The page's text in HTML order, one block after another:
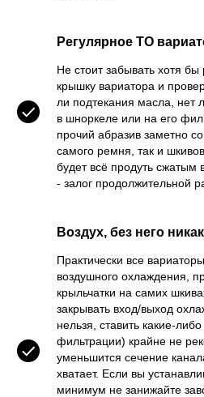
Регулярное ТО
Не стоит забывать хотя бы
крышку вариатора и
ли подтекания масла, нет
в шноркеле или на его
прочий абразив заметно
самого ремня, так и
будет всё продуть сжатым
- залог продолжительной
Воздух, без него
Практически все
воздушного охлаждения,
крыльчатки на самих
закрывать вход/выход
нельзя, ставить какие-
фильтрации) крайне не
уменьшится сечение
хватает. Если вы
минимум не занижайте